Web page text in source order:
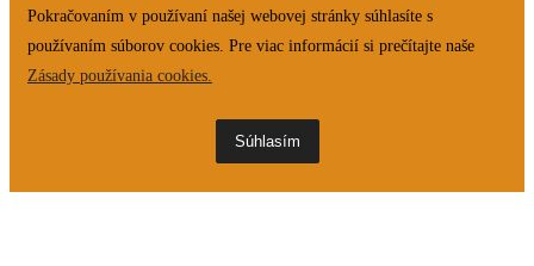
Pokračovaním v používaní našej webovej stránky súhlasíte s
používaním súborov cookies. Pre viac informácií si prečítajte naše
Zásady používania cookies.
Súhlasím